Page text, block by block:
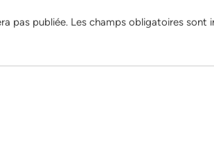
pas publiée. Les champs obligatoires sont